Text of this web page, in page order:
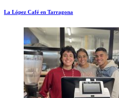
La López Café en Tarragona